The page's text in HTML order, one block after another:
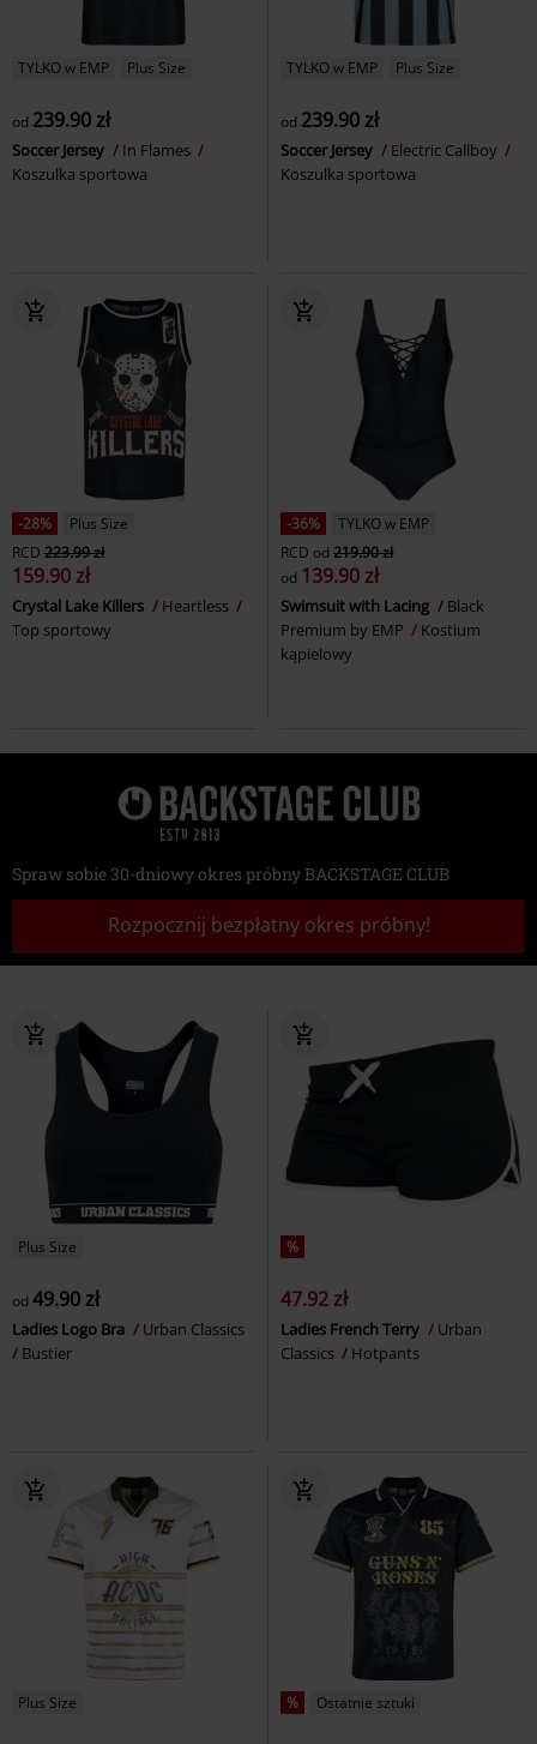
TYLKO w EMP Plus Size
od 239.90 zł
Soccer Jersey
In Flames
Koszulka sportowa
TYLKO w EMP Plus Size
od 239.90 zł
Soccer Jersey
Electric Callboy
Koszulka sportowa
-28%
Plus Size
RCD 223.99 zł
159.90 zł
Crystal Lake Killers
Heartless
Top sportowy
-36%
TYLKO w EMP
RCD od 219.90 zł
od 139.90 zł
Swimsuit with Lacing
Black
Premium by EMP
Kostium
kąpielowy
Spraw sobie 30-dniowy okres próbny BACKSTAGE CLUB
Rozpocznij bezpłatny okres próbny!
Plus Size
od 49.90 zł
Ladies Logo Bra
Urban Classics
Bustier
%
47.92 zł
Ladies French Terry
Urban
Classics
Hotpants
Plus Size % Ostatnie sztuki